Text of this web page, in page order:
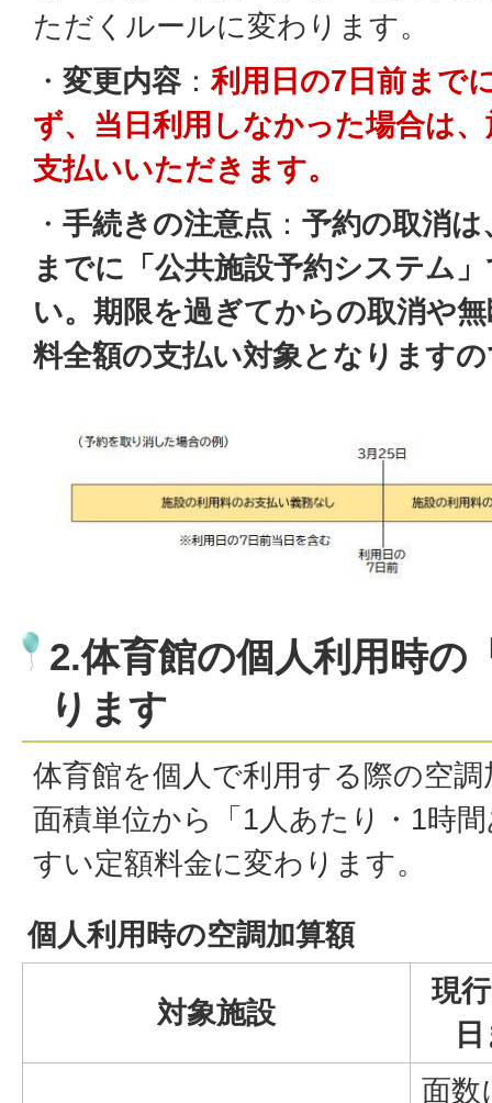
ただくルールに変わります。
・ 変更内容：利用日の7日前まで
ず、当日利用しなかった場合は
支払いいただきます。
・ 手続きの注意点 ： 予約の取消は
までに「公共施設予約システム
い。期限を過ぎてからの取消や
料全額の支払い対象となります
2.体育館の個人利用時の
ります
体育館を個人で利用する際の空
面積単位から「1人あたり・1時
すい定額料金に変わります。
個人利用時の空調加算額
対象施設
現
面数